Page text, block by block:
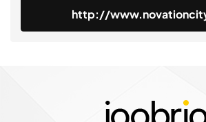
http://